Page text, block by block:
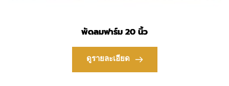
พัดลมฟาร์ม 20 นิ้ว
ดูรายละเอียด